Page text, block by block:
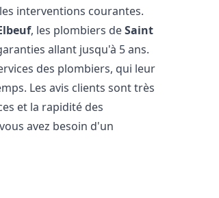
interventions courantes.
, les plombiers deSaint
allant jusqu'à 5 ans.
des plombiers, qui leur
Les avis clients sont très
et la rapidité des
avez besoin d'un